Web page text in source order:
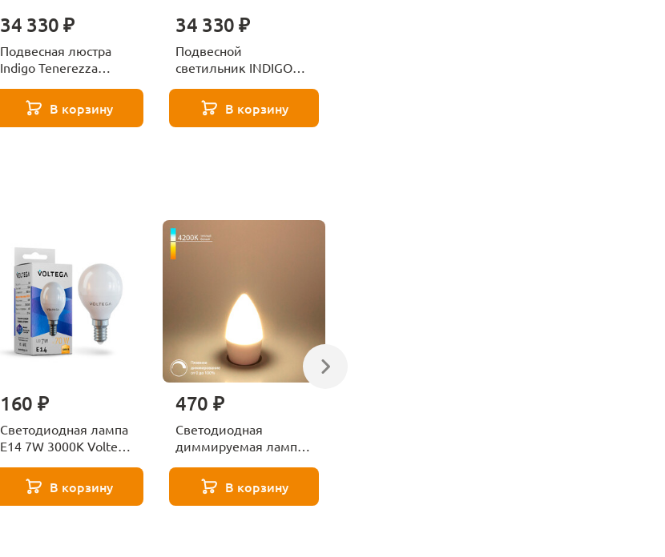
34 330 ₽
Подвесная люстра
Indigo Tenerezza
V000512В корзину
34 330 ₽
Подвесной
светильник INDIGO
В корзину
160 ₽
Светодиодная лампа
E14 7W 3000K Voltega
В корзину
470 ₽
Светодиодная
диммируемая лампа
Elektrostandard
BLE1448
В корзину